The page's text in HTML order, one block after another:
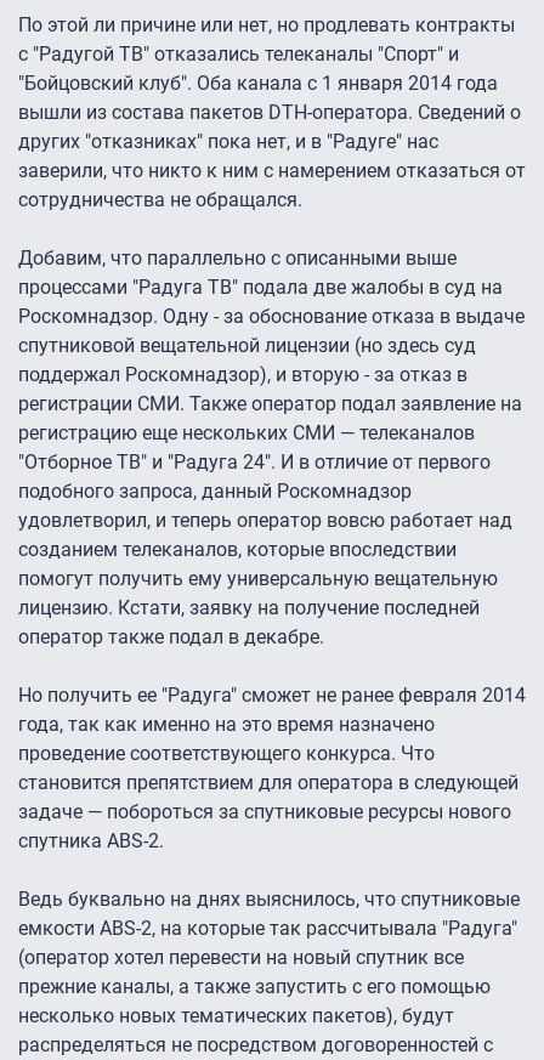
По этой ли причине или нет, но продлевать контракты
с "Радугой ТВ" отказались телеканалы "Спорт" и
"Бойцовский клуб". Оба канала с 1 января 2014 года
вышли из состава пакетов DTH-оператора. Сведений о
других "отказниках" пока нет, и в "Радуге" нас
заверили, что никто к ним с намерением отказаться от
сотрудничества не обращался.
Добавим, что параллельно с описанными выше
процессами "Радуга ТВ" подала две жалобы в суд на
Роскомнадзор. Одну - за обоснование отказа в выдаче
спутниковой вещательной лицензии (но здесь суд
поддержал Роскомнадзор), и вторую - за отказ в
регистрации СМИ. Также оператор подал заявление на
регистрацию еще нескольких СМИ — телеканалов
"Отборное ТВ" и "Радуга 24″. И в отличие от первого
подобного запроса, данный Роскомнадзор
удовлетворил, и теперь оператор вовсю работает над
созданием телеканалов, которые впоследствии
помогут получить ему универсальную вещательную
лицензию. Кстати, заявку на получение последней
оператор также подал в декабре.
Но получить ее "Радуга" сможет не ранее февраля 2014
года, так как именно на это время назначено
проведение соответствующего конкурса. Что
становится препятствием для оператора в следующей
задаче — побороться за спутниковые ресурсы нового
спутника ABS-2.
Ведь буквально на днях выяснилось, что спутниковые
емкости ABS-2, на которые так рассчитывала "Радуга"
(оператор хотел перевести на новый спутник все
прежние каналы, а также запустить с его помощью
несколько новых тематических пакетов), будут
распределяться не посредством договоренностей с